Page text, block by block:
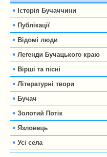
Історія Бучаччини
Публікації
Відомі люди
Легенди Бучацького краю
Вірші та пісні
Літературні твори
Бучач
Золотий Потік
Язловець
Усі села